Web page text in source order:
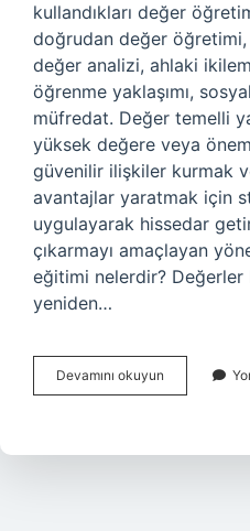
kullandıkları değer
doğrudan değer
değer analizi, ahlaki
öğrenme yaklaşımı,
müfredat. Değer temelli
yüksek değere veya
güvenilir ilişkiler kurmak
avantajlar yaratmak için
uygulayarak hissedar
çıkarmayı amaçlayan
eğitimi nelerdir?
yeniden…
Devamını okuyun
Eğitimi